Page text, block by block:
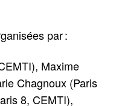
par :
Maxime
Chagnoux (Paris
8, CEMTI),